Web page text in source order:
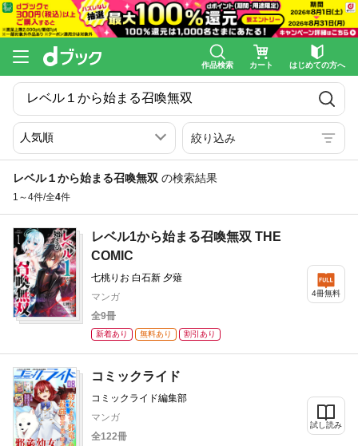
作品検索 カート はじめての方へ
絞り込み
レベル１から始まる召喚無双 の検索結果
1～4件/全4件
レベル1から始まる召喚無双 THE
COMIC
七桃りお 白石新 夕薙
マンガ
全9冊
新着あり 無料あり 割引あり
4冊無料
コミックライド
コミックライド編集部
マンガ
全122冊
試し読み